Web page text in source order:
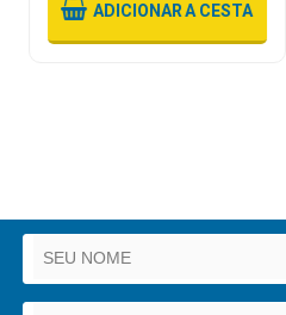
ADICIONAR A CESTA